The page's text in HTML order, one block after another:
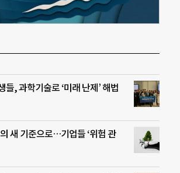
들, 과학기술로 ‘미래 난제’ 해법
새 기준으로…기업들 ‘위험 관